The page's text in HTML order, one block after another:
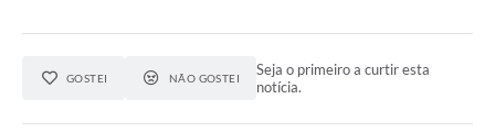
Jornal
Agenda
SIC
GOSTEI NÃO GOSTEI
Seja o primeiro a curtir esta
notícia.